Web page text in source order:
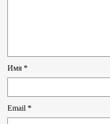
Имя *
Email *